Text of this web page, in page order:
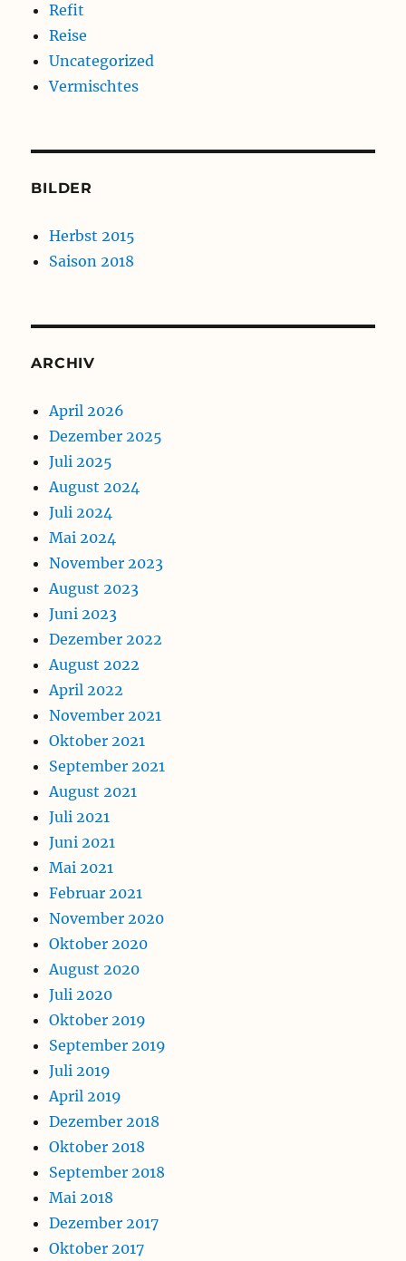
Refit
Reise
Uncategorized
Vermischtes
BILDER
Herbst 2015
Saison 2018
ARCHIV
April 2026
Dezember 2025
Juli 2025
August 2024
Juli 2024
Mai 2024
November 2023
August 2023
Juni 2023
Dezember 2022
August 2022
April 2022
November 2021
Oktober 2021
September 2021
August 2021
Juli 2021
Juni 2021
Mai 2021
Februar 2021
November 2020
Oktober 2020
August 2020
Juli 2020
Oktober 2019
September 2019
Juli 2019
April 2019
Dezember 2018
Oktober 2018
September 2018
Mai 2018
Dezember 2017
Oktober 2017